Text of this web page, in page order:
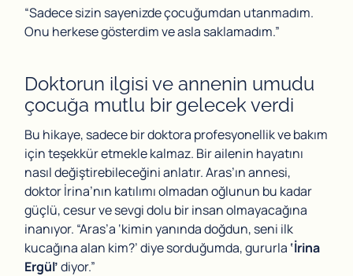
“Sadece sizin sayenizde çocuğumdan utanmadım.
Onu herkese gösterdim ve asla saklamadım.”
Doktorun ilgisi ve annenin umudu
çocuğa mutlu bir gelecek verdi
Bu hikaye, sadece bir doktora profesyonellik ve bakım
için teşekkür etmekle kalmaz. Bir ailenin hayatını
nasıl değiştirebileceğini anlatır. Aras’ın annesi,
doktor İrina’nın katılımı olmadan oğlunun bu kadar
güçlü, cesur ve sevgi dolu bir insan olmayacağına
inanıyor. “Aras’a ‘kimin yanında doğdun, seni ilk
kucağına alan kim?’ diye sorduğumda, gururla ‘İrina
Ergül’diyor.”